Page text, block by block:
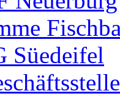
Süedeifel